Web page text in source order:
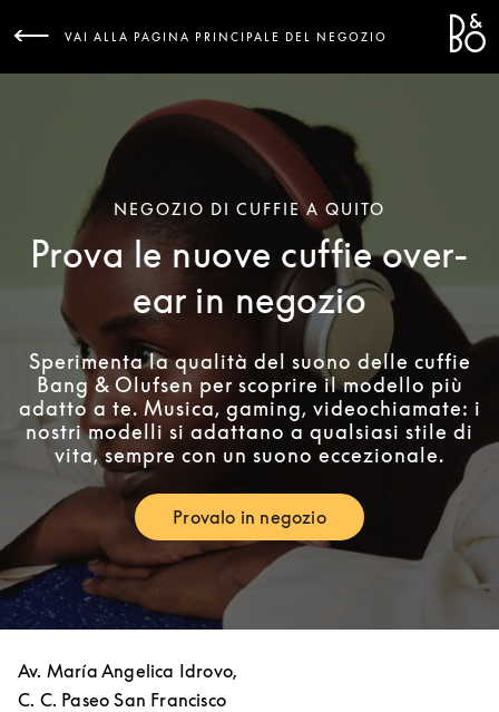
VAI ALLA PAGINA PRINCIPALE DEL NEGOZIO
NEGOZIO DI CUFFIE A QUITO
Prova le nuove cuffie over-
ear in negozio
Sperimenta la qualità del suono delle cuffie
Bang & Olufsen per scoprire il modello più
adatto a te. Musica, gaming, videochiamate: i
nostri modelli si adattano a qualsiasi stile di
vita, sempre con un suono eccezionale.
Provalo in negozioLink Opens in New Tab
Av. María Angelica Idrovo,
C. C. Paseo San Francisco